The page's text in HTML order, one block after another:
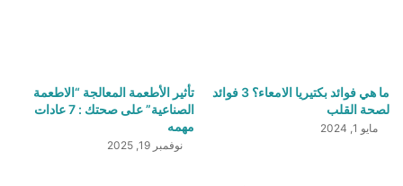
ما هي فوائد بكتيريا الامعاء؟ 3 فوائد
لصحة القلب
مايو 1, 2024
تأثير الأطعمة المعالجة “الاطعمة
الصناعية” على صحتك : 7 عادات
مهمه
نوفمبر 19, 2025